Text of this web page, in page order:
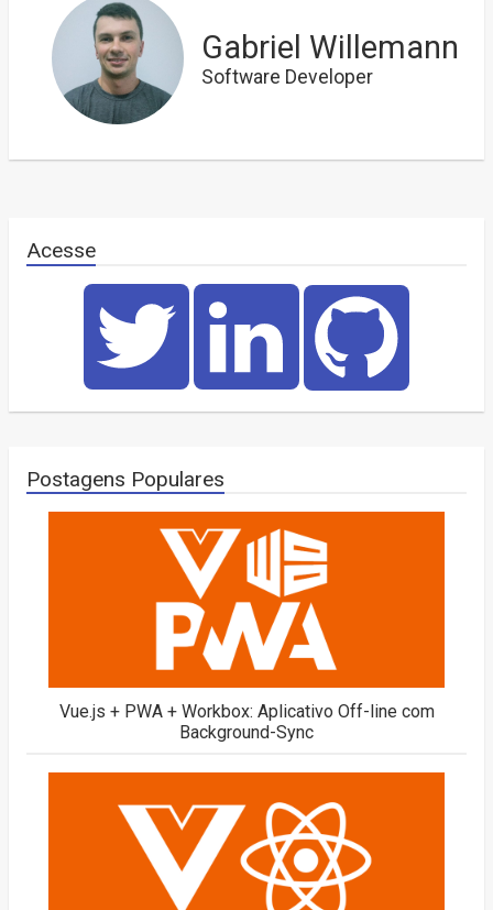
Gabriel Willemann
Software Developer
Acesse
Postagens Populares
Vue.js + PWA + Workbox: Aplicativo Off-line com
Background-Sync